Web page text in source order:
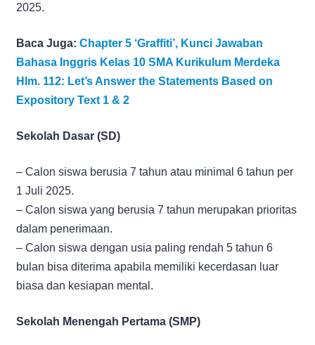
2025.
Baca Juga: Chapter 5 ‘Graffiti’, Kunci Jawaban
Bahasa Inggris Kelas 10 SMA Kurikulum Merdeka
Hlm. 112: Let’s Answer the Statements Based on
Expository Text 1 & 2
Sekolah Dasar (SD)
– Calon siswa berusia 7 tahun atau minimal 6 tahun per
1 Juli 2025.
– Calon siswa yang berusia 7 tahun merupakan prioritas
dalam penerimaan.
– Calon siswa dengan usia paling rendah 5 tahun 6
bulan bisa diterima apabila memiliki kecerdasan luar
biasa dan kesiapan mental.
Sekolah Menengah Pertama (SMP)